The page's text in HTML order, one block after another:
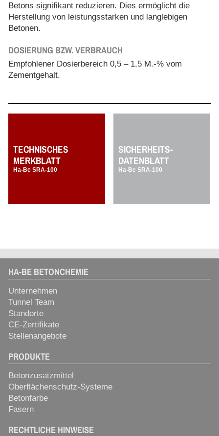
Betons signifikant reduzieren. Dies ermöglicht die
Herstellung von leistungsstarken und langlebigen
Betonen.
DOSIERUNG BZW. VERBRAUCH
Empfohlener Dosierbereich 0,5 – 1,5 M.-% vom
Zementgehalt.
TECHNISCHES
MERKBLATT
Ha-Be SRA-100
SICHERHEITS-
DATENBLATT
Ha-Be SRA-100
HA-BE BETONCHEMIE
Unternehmen
Tunnel Team
Standorte
CE-Zertifikate
Stellenangebote
PRODUKTE
Betonzusatzmittel
Oberflächenschutz-Systeme
Betonfarbe
Fasern
RECHTLICHE HINWEISE